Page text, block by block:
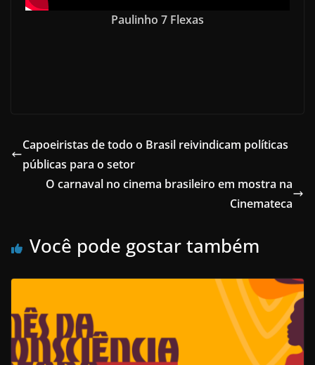
Paulinho 7 Flexas
Capoeiristas de todo o Brasil reivindicam políticas
públicas para o setor
O carnaval no cinema brasileiro em mostra na
Cinemateca
Você pode gostar também